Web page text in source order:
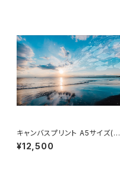
キャンバスプリント A5サイズ(光
へ)
¥12,500